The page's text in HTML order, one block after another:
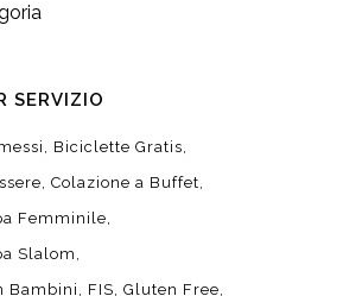
SERVIZIO
Biciclette Gratis
Colazione a Buffet
Femminile
Slalom
Bambini
FIS Gluten Free